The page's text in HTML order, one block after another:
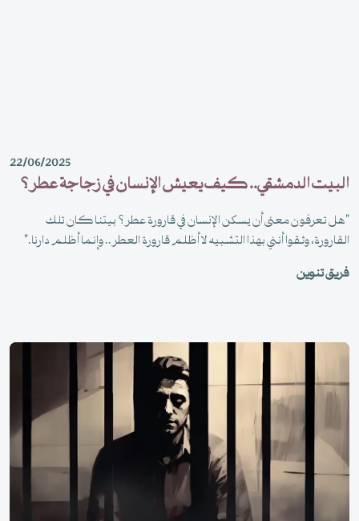
22/06/2025
البيت الدمشقي.. كيف يعيش الإنسان في زجاجة عطر؟
"هل تعرفون معنى أن يسكن الإنسان في قارورة عطر؟ بيتنا كان تلك
القارورة، وثقوا أنني بهذا التشبيه لا أظلم قارورة العطر.. وإنما أظلم دارنا."
فريق تنوين